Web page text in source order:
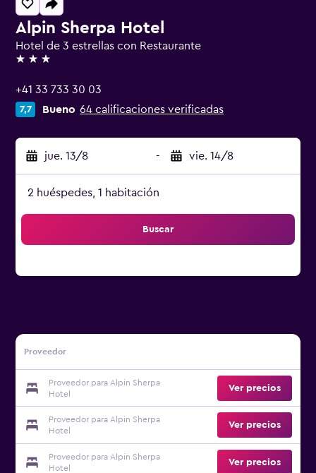
Alpin Sherpa Hotel
Hotel de 3 estrellas con Restaurante
3 estrellas
+41 33 733 30 03
7,7 Bueno 64 calificaciones verificadas
jue. 13/8 - vie. 14/8
2 huéspedes, 1 habitación
Buscar
Proveedor
Proveedor para Alpin Sherpa
Hotel
Ver precios
Proveedor para Alpin Sherpa
Hotel
Ver precios
Proveedor para Alpin Sherpa
Hotel
Ver precios